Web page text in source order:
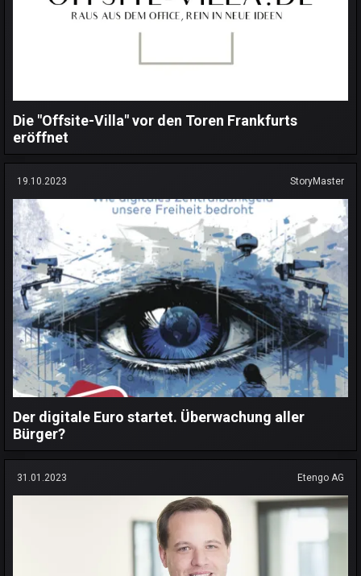
Die "Offsite-Villa" vor den Toren Frankfurts
eröffnet
19.10.2023 StoryMaster
Der digitale Euro startet. Überwachung aller
Bürger?
31.01.2023 Etengo AG